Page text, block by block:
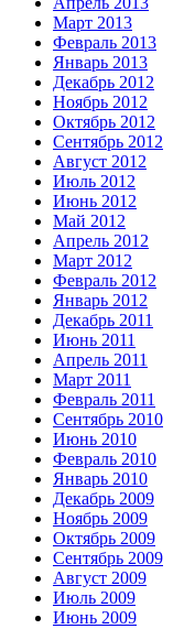
Март 2013
Февраль 2013
Январь 2013
Декабрь 2012
Ноябрь 2012
Октябрь 2012
Сентябрь 2012
Август 2012
Июль 2012
Июнь 2012
Май 2012
Апрель 2012
Март 2012
Февраль 2012
Январь 2012
Декабрь 2011
Июнь 2011
Апрель 2011
Март 2011
Февраль 2011
Сентябрь 2010
Июнь 2010
Февраль 2010
Январь 2010
Декабрь 2009
Ноябрь 2009
Октябрь 2009
Сентябрь 2009
Август 2009
Июль 2009
Июнь 2009